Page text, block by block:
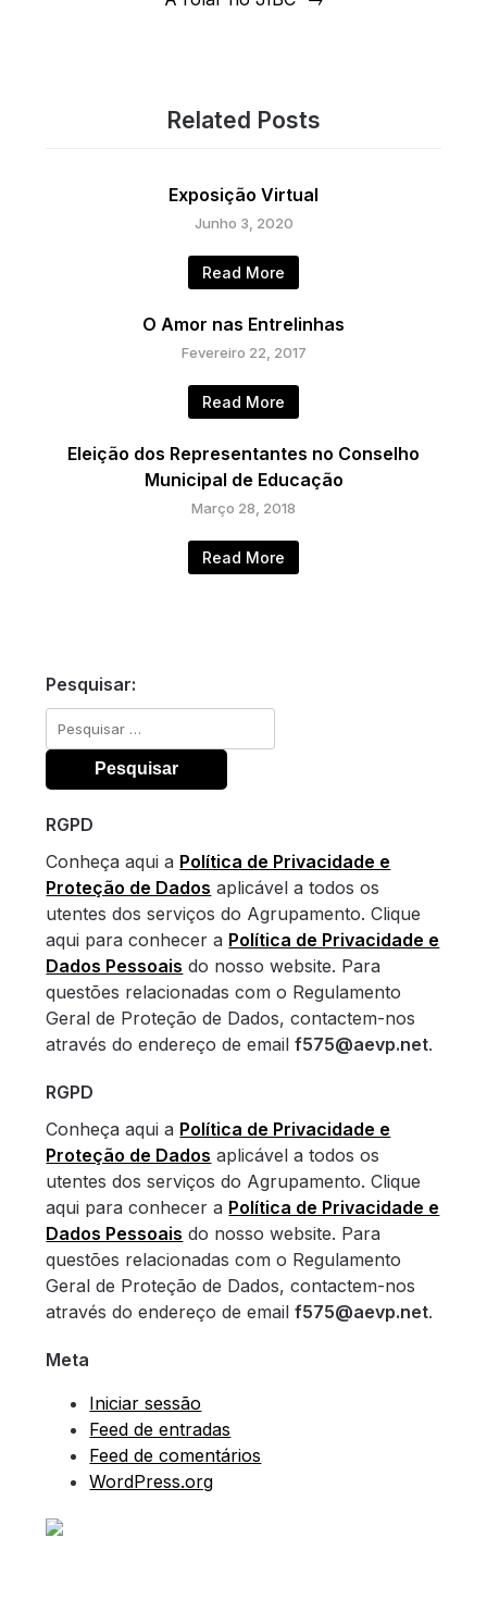
Related Posts
Exposição Virtual
Junho 3, 2020
Read More
O Amor nas Entrelinhas
Fevereiro 22, 2017
Read More
Eleição dos Representantes no Conselho
Municipal de Educação
Março 28, 2018
Read More
Pesquisar:
Pesquisar
por:
RGPD
Conheça aqui a Política de Privacidade e
Proteção de Dados aplicável a todos os
utentes dos serviços do Agrupamento. Clique
aqui para conhecer a Política de Privacidade e
Dados Pessoais do nosso website. Para
questões relacionadas com o Regulamento
Geral de Proteção de Dados, contactem-nos
através do endereço de emailf575@aevp.net.
RGPD
Conheça aqui a Política de Privacidade e
Proteção de Dados aplicável a todos os
utentes dos serviços do Agrupamento. Clique
aqui para conhecer a Política de Privacidade e
Dados Pessoais do nosso website. Para
questões relacionadas com o Regulamento
Geral de Proteção de Dados, contactem-nos
através do endereço de emailf575@aevp.net.
Meta
Iniciar sessão
Feed de entradas
Feed de comentários
WordPress.org